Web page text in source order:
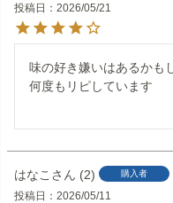
投稿日
2026/05/21
味の好き嫌いはあるかも
何度もリピしています
はなこ 2 購入者
投稿日
2026/05/11